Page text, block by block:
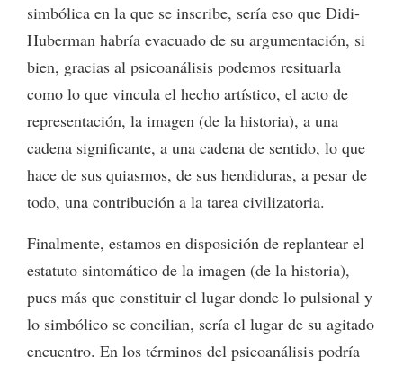
simbólica en la que se inscribe, sería eso que Didi-
Huberman habría evacuado de su argumentación, si
bien, gracias al psicoanálisis podemos resituarla
como lo que vincula el hecho artístico, el acto de
representación, la imagen (de la historia), a una
cadena significante, a una cadena de sentido, lo que
hace de sus quiasmos, de sus hendiduras, a pesar de
todo, una contribución a la tarea civilizatoria.
Finalmente, estamos en disposición de replantear el
estatuto sintomático de la imagen (de la historia),
pues más que constituir el lugar donde lo pulsional y
lo simbólico se concilian, sería el lugar de su agitado
encuentro. En los términos del psicoanálisis podría